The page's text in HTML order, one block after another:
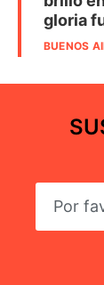
gloria
BUENOS